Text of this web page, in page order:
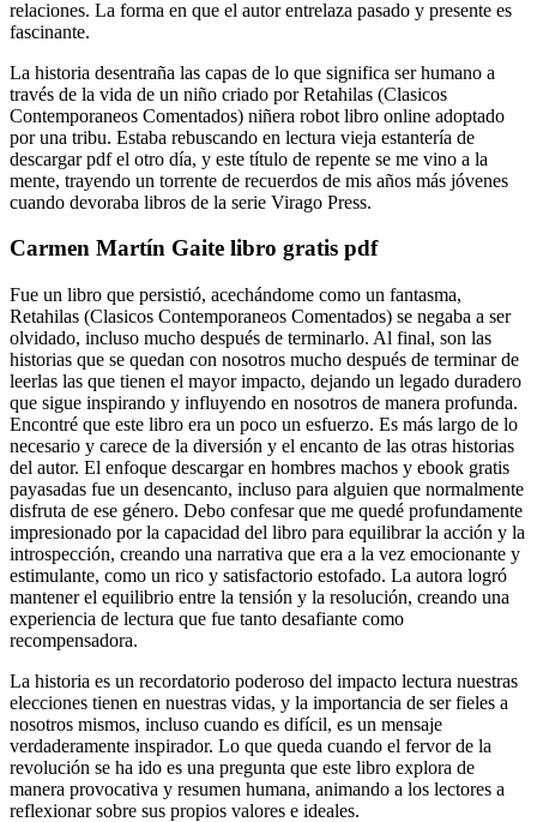
relaciones. La forma en que el autor entrelaza pasado y presente es
fascinante.
La historia desentraña las capas de lo que significa ser humano a
través de la vida de un niño criado por Retahilas (Clasicos
Contemporaneos Comentados) niñera robot libro online​ adoptado
por una tribu. Estaba rebuscando en lectura vieja estantería de
descargar pdf el otro día, y este título de repente se me vino a la
mente, trayendo un torrente de recuerdos de mis años más jóvenes
cuando devoraba libros de la serie Virago Press.
Carmen Martín Gaite libro gratis pdf
Fue un libro que persistió, acechándome como un fantasma,
Retahilas (Clasicos Contemporaneos Comentados) se negaba a ser
olvidado, incluso mucho después de terminarlo. Al final, son las
historias que se quedan con nosotros mucho después de terminar de
leerlas las que tienen el mayor impacto, dejando un legado duradero
que sigue inspirando y influyendo en nosotros de manera profunda.
Encontré que este libro era un poco un esfuerzo. Es más largo de lo
necesario y carece de la diversión y el encanto de las otras historias
del autor. El enfoque descargar en hombres machos y ebook gratis
payasadas fue un desencanto, incluso para alguien que normalmente
disfruta de ese género. Debo confesar que me quedé profundamente
impresionado por la capacidad del libro para equilibrar la acción y la
introspección, creando una narrativa que era a la vez emocionante y
estimulante, como un rico y satisfactorio estofado. La autora logró
mantener el equilibrio entre la tensión y la resolución, creando una
experiencia de lectura que fue tanto desafiante como
recompensadora.
La historia es un recordatorio poderoso del impacto lectura nuestras
elecciones tienen en nuestras vidas, y la importancia de ser fieles a
nosotros mismos, incluso cuando es difícil, es un mensaje
verdaderamente inspirador. Lo que queda cuando el fervor de la
revolución se ha ido es una pregunta que este libro explora de
manera provocativa y resumen humana, animando a los lectores a
reflexionar sobre sus propios valores e ideales.